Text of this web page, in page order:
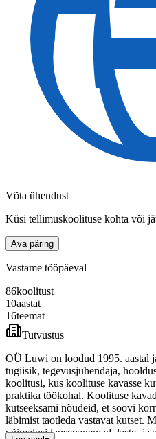
Võta ühendust
Küsi tellimuskoolituse kohta või
Ava päring
Vastame tööpäeval
86koolitust
10aastat
16teemat
Tutvustus
OÜ Luwi on loodud 1995. aastal
tugiisik, tegevusjuhendaja,
koolitusi, kus koolituse kavasse
praktika töökohal. Koolituse
kutseeksami nõudeid, et soovi
läbimist taotleda vastavat kutset.
võimalusi lapsevanemad, laste- ja